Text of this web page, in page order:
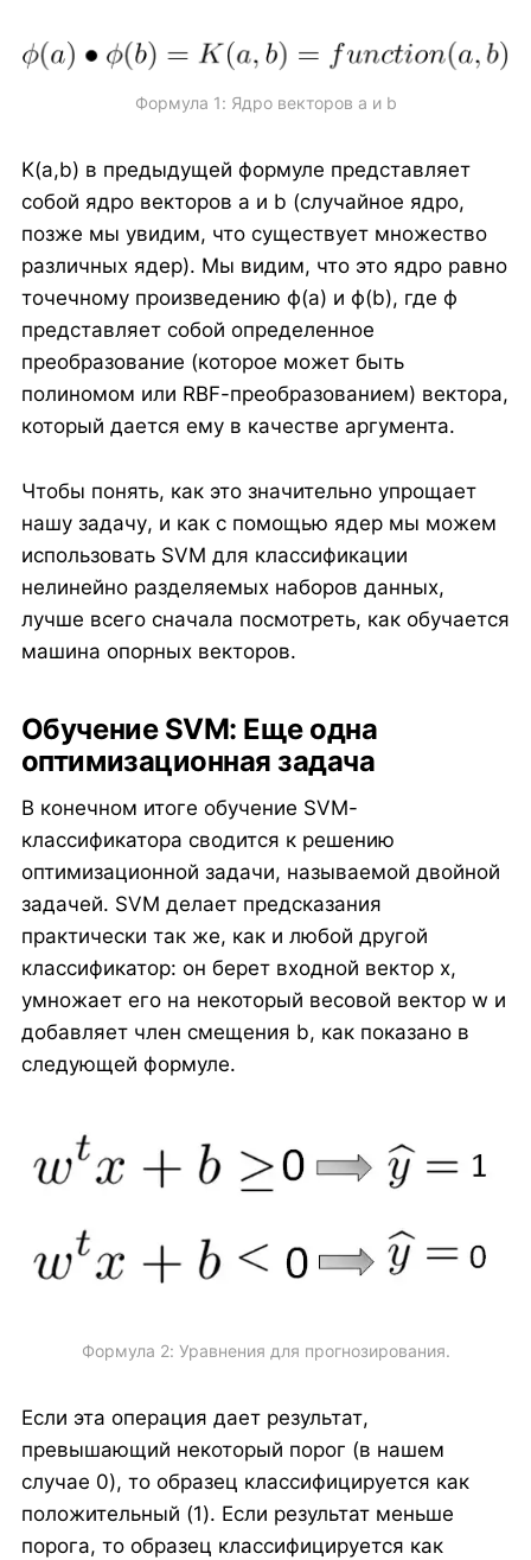
Формула 1: Ядро векторов a и b
K(a,b) в предыдущей формуле представляет
собой ядро векторов a и b (случайное ядро,
позже мы увидим, что существует множество
различных ядер). Мы видим, что это ядро равно
точечному произведению ϕ(a) и ϕ(b), где ϕ
представляет собой определенное
преобразование (которое может быть
полиномом или RBF-преобразованием) вектора,
который дается ему в качестве аргумента.
Чтобы понять, как это значительно упрощает
нашу задачу, и как с помощью ядер мы можем
использовать SVM для классификации
нелинейно разделяемых наборов данных,
лучше всего сначала посмотреть, как обучается
машина опорных векторов.
Обучение SVM: Еще одна
оптимизационная задача
В конечном итоге обучение SVM-
классификатора сводится к решению
оптимизационной задачи, называемой двойной
задачей. SVM делает предсказания
практически так же, как и любой другой
классификатор: он берет входной вектор x,
умножает его на некоторый весовой вектор w и
добавляет член смещения b, как показано в
следующей формуле.
Формула 2: Уравнения для прогнозирования.
Если эта операция дает результат,
превышающий некоторый порог (в нашем
случае 0), то образец классифицируется как
положительный (1). Если результат меньше
порога, то образец классифицируется как